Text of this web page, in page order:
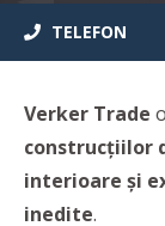
TELEFON
Verker Trade
construcţiilor
interioare şi
inedite.